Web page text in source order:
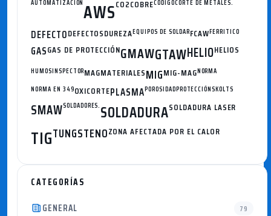
AUTOMATIZACIÓNAWSCO2COBRECODIGOCORTE DE METALES.
DEFECTODEFECTOSDUREZAEQUIPOS DE SOLDARFCAWFERRITICO
GASGAS DE PROTECCIÓNGMAWGTAWHELIOHELIOS
HUMOSINSPECTORMAGMATERIALESMIGMIG-MAGNORMA
NORMA EN 349OXICORTEPLASMAPOROSIDADPROTECCIÓNSKOLTS
SMAWSOLDADORES.SOLDADURASOLDADURA LASER
TIGTUNGSTENOZONA AFECTADA POR EL CALOR
CATEGORÍAS
GENERAL
79